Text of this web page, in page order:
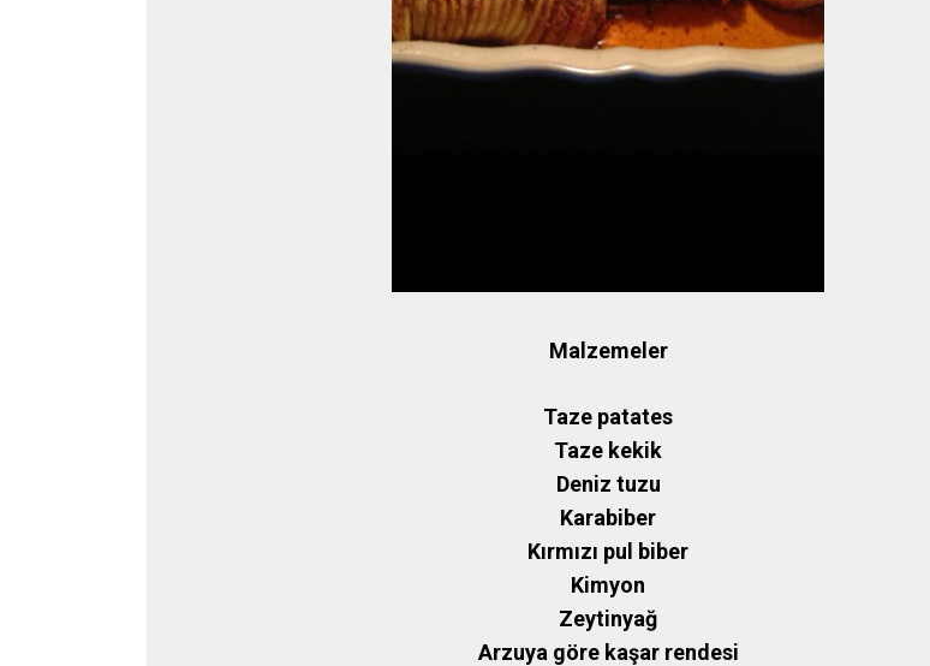
Malzemeler
Taze patates
Taze kekik
Deniz tuzu
Karabiber
Kırmızı pul biber
Kimyon
Zeytinyağ
Arzuya göre kaşar rendesi